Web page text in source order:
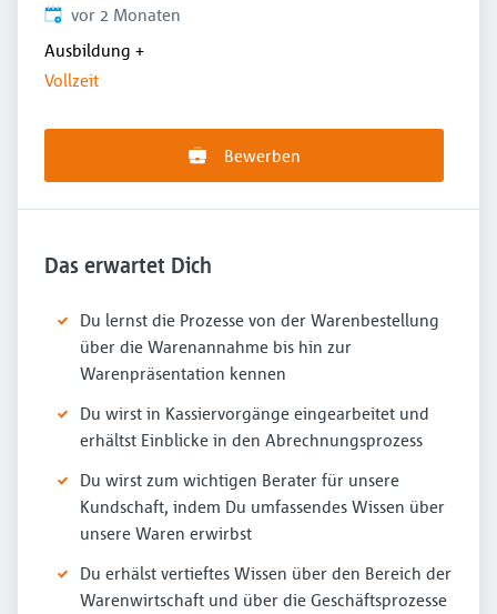
Veröffentlicht:
vor 2 Monaten
Ausbildung +
Vollzeit
Bewerben
Das erwartet Dich
Du lernst die Prozesse von der Warenbestellung
über die Warenannahme bis hin zur
Warenpräsentation kennen
Du wirst in Kassiervorgänge eingearbeitet und
erhältst Einblicke in den Abrechnungsprozess
Du wirst zum wichtigen Berater für unsere
Kundschaft, indem Du umfassendes Wissen über
unsere Waren erwirbst
Du erhälst vertieftes Wissen über den Bereich der
Warenwirtschaft und über die Geschäftsprozesse